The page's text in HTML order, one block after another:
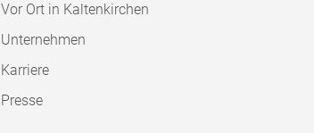
Vor Ort in Kaltenkirchen
Unternehmen
Karriere
Presse